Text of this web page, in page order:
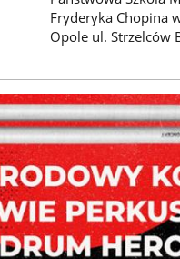
Fryderyka Chopina
Opole ul. Strzelców